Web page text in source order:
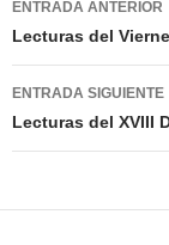
de
entradas
ENTRADA ANTERIOR
Lecturas del
ENTRADA SIGUIENTE
Lecturas del XVIII